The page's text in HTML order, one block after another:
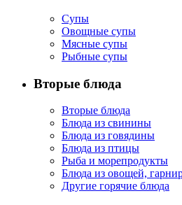
Супы
Овощные супы
Мясные супы
Рыбные супы
Вторые блюда
Вторые блюда
Блюда из свинины
Блюда из говядины
Блюда из птицы
Рыба и морепродукты
Блюда из овощей,
Другие горячие блюда